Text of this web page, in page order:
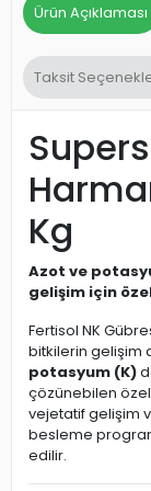
Ürün Açıklaması
Taksit
Kg
Azot ve
gelişim için
Fertisol NK
bitkilerin gelişim
potasyum (K)
çözünebilen
vejetatif gelişim
besleme
edilir.